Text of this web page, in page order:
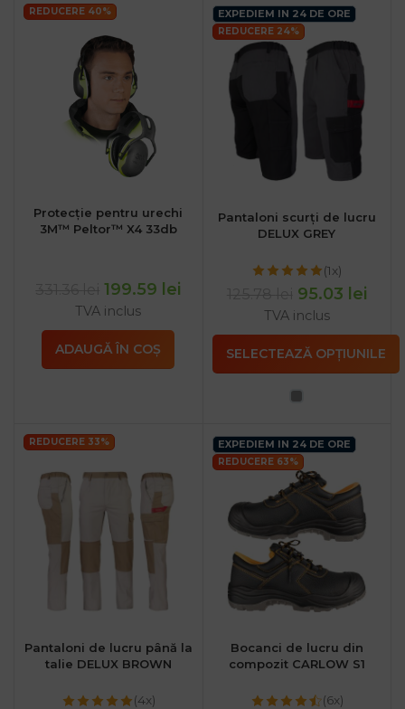
REDUCERE 40%
Protecție pentru urechi
3M™ Peltor™ X4 33db
199.59 lei
TVA inclus
ADAUGĂ ÎN COȘ
EXPEDIEM IN 24 DE ORE
REDUCERE 24%
Pantaloni scurți de lucru
DELUX GREY
(1x)
95.03 lei
TVA inclus
SELECTEAZĂ OPȚIUNILE
REDUCERE 33%
Pantaloni de lucru până la
talie DELUX BROWN
(4x)
EXPEDIEM IN 24 DE ORE
REDUCERE 63%
Bocanci de lucru din
compozit CARLOW S1
(6x)